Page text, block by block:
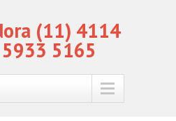
(11) 4114
5165